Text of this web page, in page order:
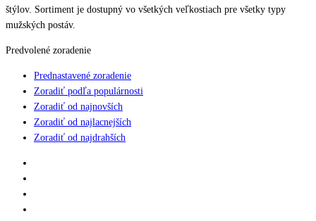
štýlov. Sortiment je dostupný vo všetkých veľkostiach pre všetky typy
mužských postáv.
Predvolené zoradenie
Prednastavené zoradenie
Zoradiť podľa populárnosti
Zoradiť od najnovších
Zoradiť od najlacnejších
Zoradiť od najdrahších